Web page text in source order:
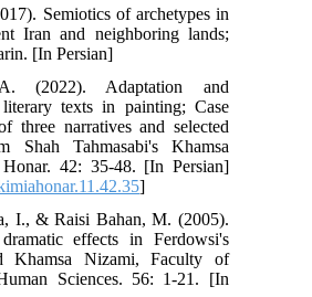
S. (2017). Semiotics of archetypes in
ancient Iran and neighboring lands;
Shur Afarin. [In Persian]
A. (2022). Adaptation and
of literary texts in painting; Case
of three narratives and selected
from Shah Tahmasabi's Khamsa
Kimiai Honar. 42: 35-48. [In Persian]
kimiahonar.11.42.35
Vala, I., & Raisi Bahan, M. (2005).
the dramatic effects in Ferdowsi's
and Khamsa Nizami, Faculty of
and Human Sciences. 56: 1-21. [In